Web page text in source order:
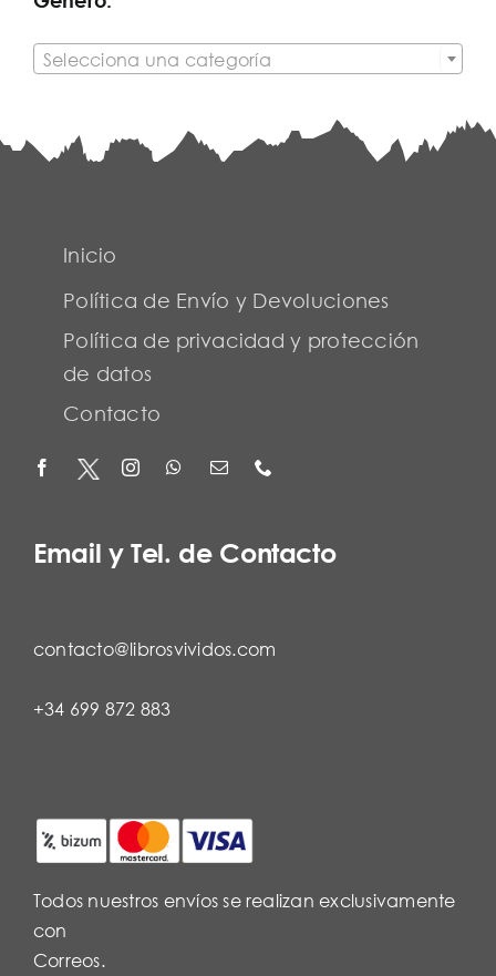
Selecciona una categoría
Inicio
Política de Envío y Devoluciones
Política de privacidad y protección
de datos
Contacto
Email y Tel. de Contacto
contacto@librosvividos.com
+34 699 872 883
Todos nuestros envíos se realizan exclusivamente
con
Correos.